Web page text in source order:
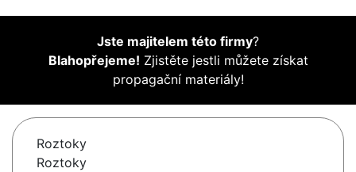
Jste majitelem této firmy?
Blahopřejeme! Zjistěte jestli můžete získat
propagační materiály!
Roztoky
Roztoky